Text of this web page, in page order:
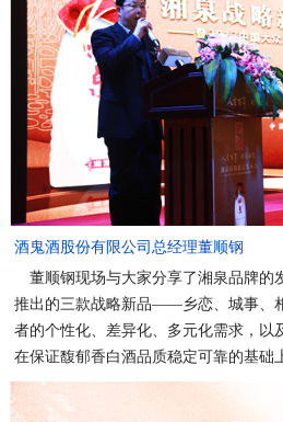
酒鬼酒股份有限公司总经理董顺钢
董顺钢现场与大家分享了湘泉品牌的
推出的三款战略新品——乡恋、城事、
者的个性化、差异化、多元化需求，以
在保证馥郁香白酒品质稳定可靠的基础